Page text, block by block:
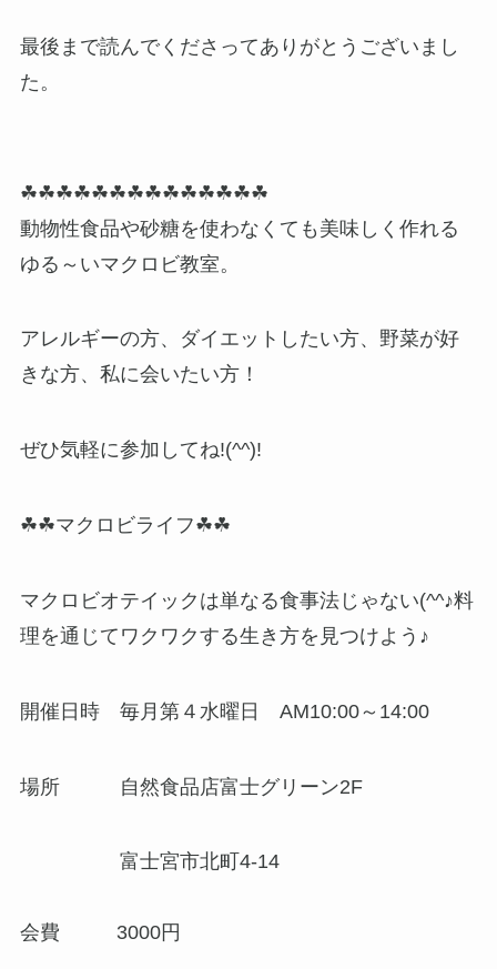
最後まで読んでくださってありがとうございまし
た。
☘☘☘☘☘☘☘☘☘☘☘☘☘☘
動物性食品や砂糖を使わなくても美味しく作れる
ゆる～いマクロビ教室。
アレルギーの方、ダイエットしたい方、野菜が好
きな方、私に会いたい方！
ぜひ気軽に参加してね!(^^)!
☘☘マクロビライフ☘☘
マクロビオテイックは単なる食事法じゃない(^^♪料
理を通じてワクワクする生き方を見つけよう♪
開催日時 毎月第４水曜日 AM10:00～14:00
場所 自然食品店富士グリーン2F
富士宮市北町4-14
会費 3000円